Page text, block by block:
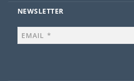
NEWSLETTER